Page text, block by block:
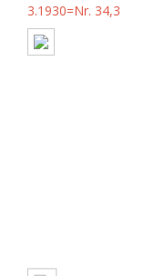
3.1930=Nr. 34,3